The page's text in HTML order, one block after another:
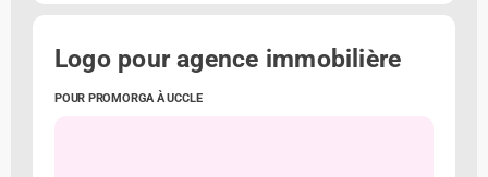
Logo pour agence immobilière
POUR PROMORGA À UCCLE